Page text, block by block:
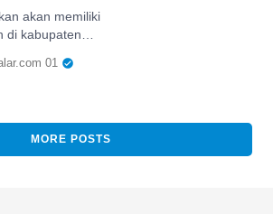
akan memiliki
di kabupaten
diboyong keluar
cek lengkapnya.
01
MORE POSTS